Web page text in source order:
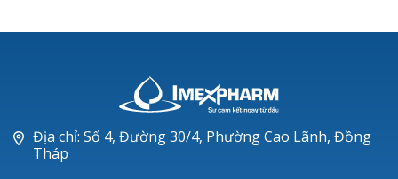
Địa chỉ: Số 4, Đường 30/4, Phường Cao Lãnh, Đồng
Tháp